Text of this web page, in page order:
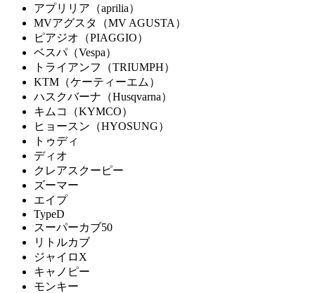
アプリリア（aprilia）
MVアグスタ（MV AGUSTA）
ピアジオ（PIAGGIO）
ベスパ（Vespa）
トライアンフ（TRIUMPH）
KTM（ケーティーエム）
ハスクバーナ（Husqvarna）
キムコ（KYMCO）
ヒョースン（HYOSUNG）
トゥディ
ディオ
クレアスクーピー
ズーマー
エイプ
TypeD
スーパーカブ50
リトルカブ
ジャイロX
キャノピー
モンキー